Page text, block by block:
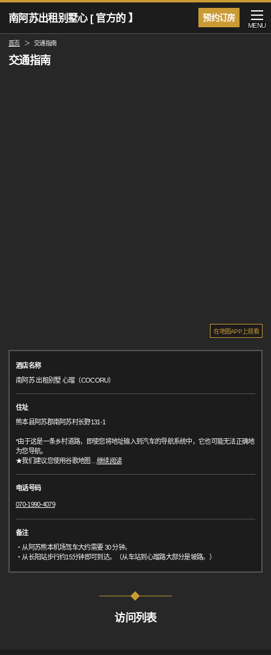
预约订房
南阿苏出租别墅心 [ 官方的 】
MENU
首页 交通指南
交通指南
在地图APP上观看
酒店名称
南阿苏 出租别墅 心瑠（COCORU）
住址
熊本县阿苏郡南阿苏村长野131-1
*由于这是一条乡村道路，即使您将地址输入到汽车的导航系统中，它也可能无法正确地
为您导航。
★我们建议您使用谷歌地图
继续阅读
电话号码
070-1990-4079
备注
・从阿苏熊本机场驾车大约需要 30 分钟。
・从长阳站步行约15分钟即可到达。（从车站到心瑠路大部分是坡路。）
访问列表